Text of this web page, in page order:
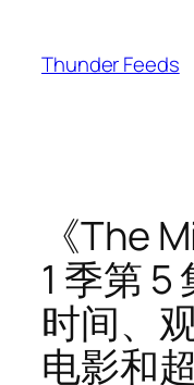
Thunder Feeds
《The
1 季第 5
时间、
电影和